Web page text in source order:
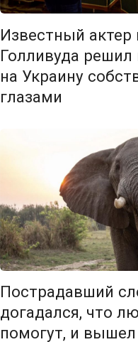
Известный актер
Голливуда решил
на Украину
глазами
Пострадавший
догадался, что
помогут, и